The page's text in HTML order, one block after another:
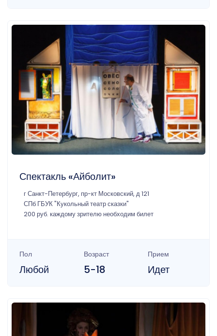
Спектакль «Айболит»
г Санкт-Петербург, пр-кт Московский, д 121
СПб ГБУК "Кукольный театр сказки"
200 руб. каждому зрителю необходим билет
Пол
Любой
Возраст
5-18
Прием
Идет